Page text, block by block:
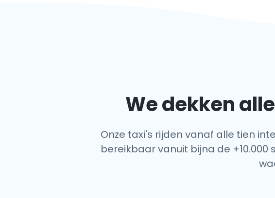
We dekken
Onze taxi's rijden vanaf alle tien
bereikbaar vanuit bijna de +10.000